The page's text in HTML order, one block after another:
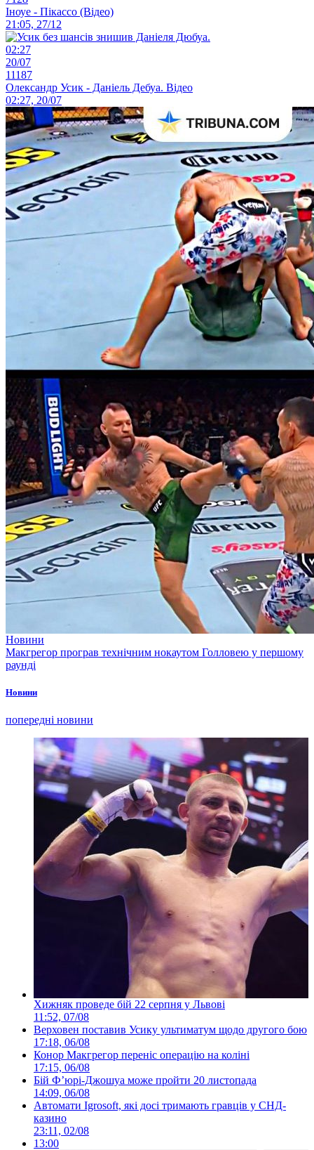
Іноуе - Пікассо (Відео)
21:05, 27/12
02:27
20/07
11187
Олександр Усик - Даніель Дебуа. Відео
02:27, 20/07
Новини
Макгрегор програв технічним нокаутом Голловею у першому
раунді
Новини
попередні новини
Хижняк проведе бій 22 серпня у Львові
11:52, 07/08
Верховен поставив Усику ультиматум щодо другого бою
17:18, 06/08
Конор Макгрегор переніс операцію на коліні
17:15, 06/08
Бій Ф’юрі-Джошуа може пройти 20 листопада
14:09, 06/08
Автомати Igrosoft, які досі тримають гравців у СНД-
казино
23:11, 02/08
13:00